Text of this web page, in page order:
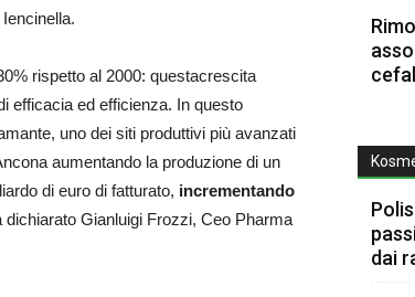
rispetto al 2000: questacrescita
efficacia ed efficienza. In questo
uno dei siti produttivi più avanzati
aumentando la produzione di un
di euro di fatturato, incrementando
dichiarato Gianluigi Frozzi, Ceo Pharma
dai